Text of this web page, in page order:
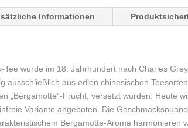
Informationen
Tee wurde im 18. Jahrhundert nach Charles
ausschließlich aus edlen chinesischen
„Bergamotte“-Frucht, versetzt wurden. Heute
Variante angeboten. Die
Bergamotte-Aroma harmonieren